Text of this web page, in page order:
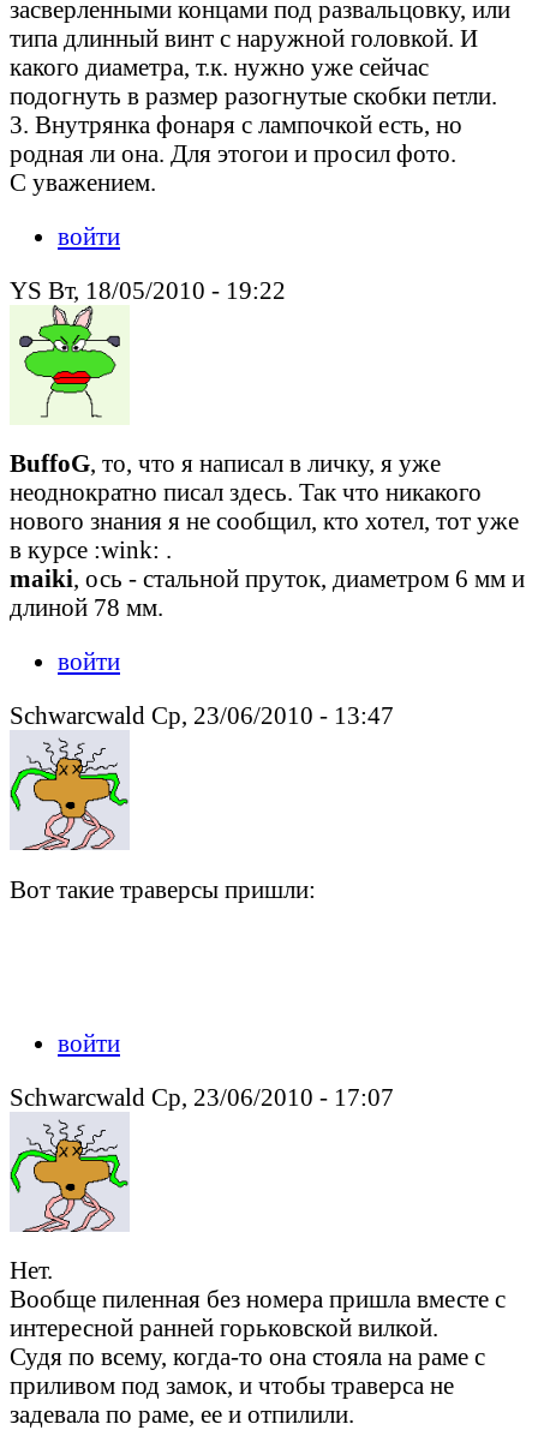
засверленными концами под развальцовку, или
типа длинный винт с наружной головкой. И
какого диаметра, т.к. нужно уже сейчас
подогнуть в размер разогнутые скобки петли.
3. Внутрянка фонаря с лампочкой есть, но
родная ли она. Для этогои и просил фото.
С уважением.
войти
YS Вт, 18/05/2010 - 19:22
BuffoG, то, что я написал в личку, я уже
неоднократно писал здесь. Так что никакого
нового знания я не сообщил, кто хотел, тот уже
в курсе :wink: .
maiki, ось - стальной пруток, диаметром 6 мм и
длиной 78 мм.
войти
Schwarcwald Ср, 23/06/2010 - 13:47
Вот такие траверсы пришли:
войти
Schwarcwald Ср, 23/06/2010 - 17:07
Нет.
Вообще пиленная без номера пришла вместе с
интересной ранней горьковской вилкой.
Судя по всему, когда-то она стояла на раме с
приливом под замок, и чтобы траверса не
задевала по раме, ее и отпилили.